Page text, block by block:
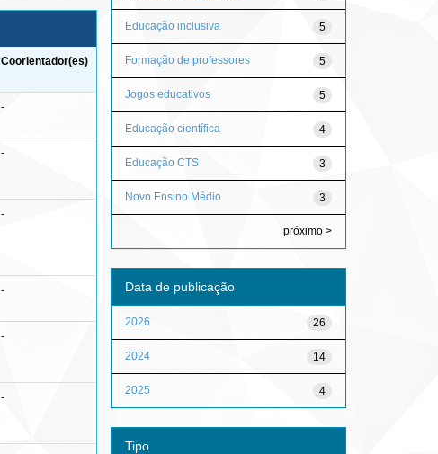
Coorientador(es)
-
-
-
-
-
-
5
Educação inclusiva
5
Formação de professores
5
Jogos educativos
4
Educação científica
3
Educação CTS
3
Novo Ensino Médio
próximo >
Data de publicação
26
2026
14
2024
4
2025
Tipo